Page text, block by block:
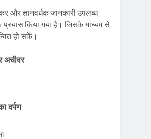
और ज्ञानवर्धक जानकारी उपलब्ध
किया गया है। जिसके माध्यम से
हो सकें।
अचीवर
दर्पण